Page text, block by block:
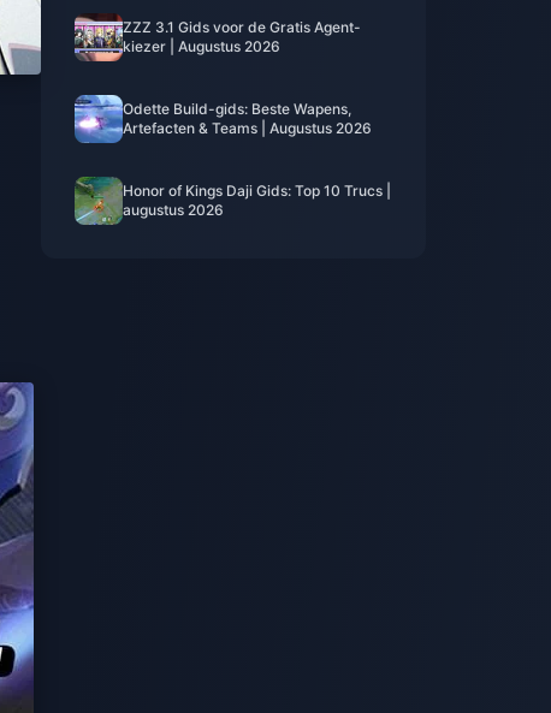
ZZZ 3.1 Gids voor de Gratis Agent-
kiezer | Augustus 2026
Odette Build-gids: Beste Wapens,
Artefacten & Teams | Augustus 2026
Honor of Kings Daji Gids: Top 10 Trucs |
augustus 2026